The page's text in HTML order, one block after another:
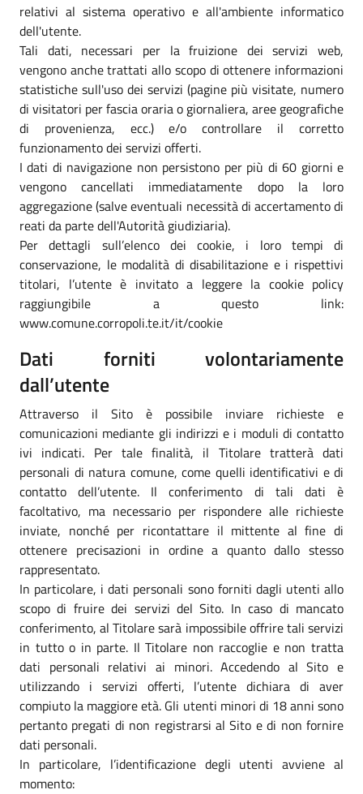
relativi al sistema operativo e all'ambiente informatico
dell'utente.
Tali dati, necessari per la fruizione dei servizi web,
vengono anche trattati allo scopo di ottenere informazioni
statistiche sull'uso dei servizi (pagine più visitate, numero
di visitatori per fascia oraria o giornaliera, aree geografiche
di provenienza, ecc.) e/o controllare il corretto
funzionamento dei servizi offerti.
I dati di navigazione non persistono per più di 60 giorni e
vengono cancellati immediatamente dopo la loro
aggregazione (salve eventuali necessità di accertamento di
reati da parte dell'Autorità giudiziaria).
Per dettagli sull’elenco dei cookie, i loro tempi di
conservazione, le modalità di disabilitazione e i rispettivi
titolari, l’utente è invitato a leggere la cookie policy
raggiungibile a questo link:
www.comune.corropoli.te.it/it/cookie
Dati forniti volontariamente
dall’utente
Attraverso il Sito è possibile inviare richieste e
comunicazioni mediante gli indirizzi e i moduli di contatto
ivi indicati. Per tale finalità, il Titolare tratterà dati
personali di natura comune, come quelli identificativi e di
contatto dell’utente. Il conferimento di tali dati è
facoltativo, ma necessario per rispondere alle richieste
inviate, nonché per ricontattare il mittente al fine di
ottenere precisazioni in ordine a quanto dallo stesso
rappresentato.
In particolare, i dati personali sono forniti dagli utenti allo
scopo di fruire dei servizi del Sito. In caso di mancato
conferimento, al Titolare sarà impossibile offrire tali servizi
in tutto o in parte. Il Titolare non raccoglie e non tratta
dati personali relativi ai minori. Accedendo al Sito e
utilizzando i servizi offerti, l’utente dichiara di aver
compiuto la maggiore età. Gli utenti minori di 18 anni sono
pertanto pregati di non registrarsi al Sito e di non fornire
dati personali.
In particolare, l’identificazione degli utenti avviene al
momento: